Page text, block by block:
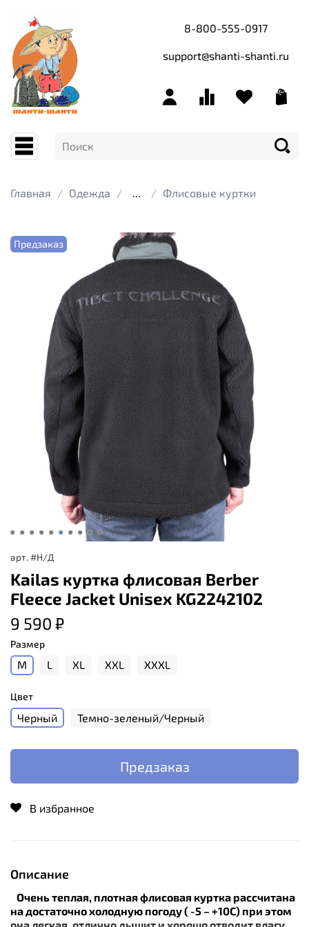
8-800-555-0917
support@shanti-shanti.ru
Главная Одежда ... Флисовые куртки
Предзаказ
арт. #Н/Д
Kailas куртка флисовая Berber
Fleece Jacket Unisex KG2242102
9 590 ₽
Размер
M L XL XXL XXXL
Цвет
Черный Темно-зеленый/Черный
Предзаказ
В избранное
Описание
Очень теплая, плотная флисовая куртка рассчитана
на достаточно холодную погоду ( -5 – +10С) при этом